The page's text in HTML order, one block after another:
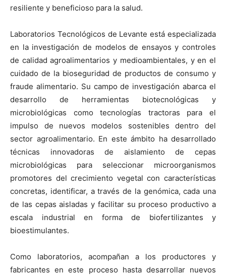
resiliente y beneficioso para la salud.
Laboratorios Tecnológicos de Levante está especializada
en la investigación de modelos de ensayos y controles
de calidad agroalimentarios y medioambientales, y en el
cuidado de la bioseguridad de productos de consumo y
fraude alimentario. Su campo de investigación abarca el
desarrollo de herramientas biotecnológicas y
microbiológicas como tecnologías tractoras para el
impulso de nuevos modelos sostenibles dentro del
sector agroalimentario. En este ámbito ha desarrollado
técnicas innovadoras de aislamiento de cepas
microbiológicas para seleccionar microorganismos
promotores del crecimiento vegetal con características
concretas, identificar, a través de la genómica, cada una
de las cepas aisladas y facilitar su proceso productivo a
escala industrial en forma de biofertilizantes y
bioestimulantes.
Como laboratorios, acompañan a los productores y
fabricantes en este proceso hasta desarrollar nuevos